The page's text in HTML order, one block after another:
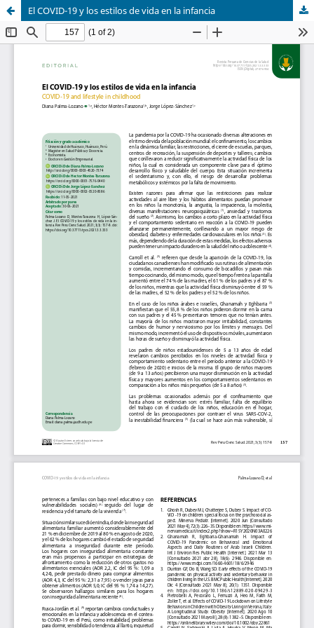
El COVID-19 y los estilos de vida en la infancia